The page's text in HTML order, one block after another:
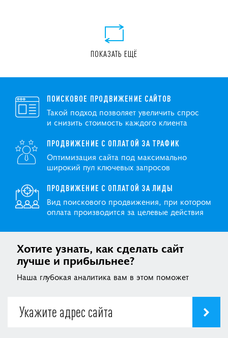
ПОКАЗАТЬ ЕЩЁ
ПОИСКОВОЕ ПРОДВИЖЕНИЕ САЙТОВ
Такой подход позволяет увеличить спрос
и снизить стоимость каждого клиента
ПРОДВИЖЕНИЕ С ОПЛАТОЙ ЗА ТРАФИК
Оптимизация сайта под максимально
широкий пул ключевых запросов
ПРОДВИЖЕНИЕ С ОПЛАТОЙ ЗА ЛИДЫ
Вид поискового продвижения, при котором
оплата производится за целевые действия
Хотите узнать, как сделать сайт
лучше и прибыльнее?
Наша глубокая аналитика вам в этом поможет